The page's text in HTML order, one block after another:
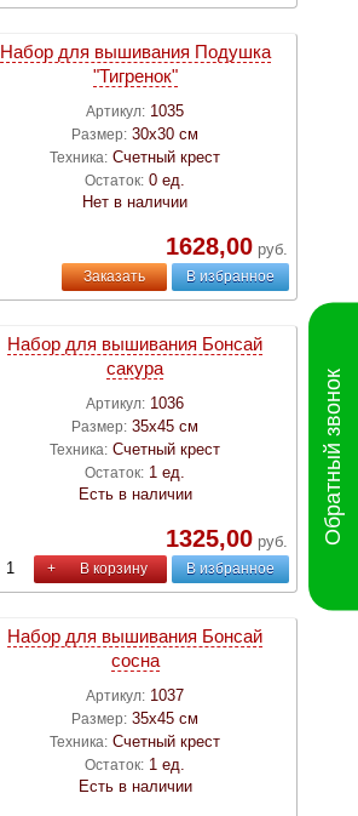
Набор для вышивания Подушка
"Тигренок"
Артикул: 1035
Размер: 30х30 см
Техника: Счетный крест
Остаток: 0 ед.
Нет в наличии
1628,00руб.
Заказать В избранное
Набор для вышивания Бонсай
сакура
Артикул: 1036
Размер: 35х45 см
Техника: Счетный крест
Остаток: 1 ед.
Есть в наличии
1325,00руб.
+ В корзину В избранное
Набор для вышивания Бонсай
сосна
Артикул: 1037
Размер: 35х45 см
Техника: Счетный крест
Остаток: 1 ед.
Есть в наличии
Обратный звонок